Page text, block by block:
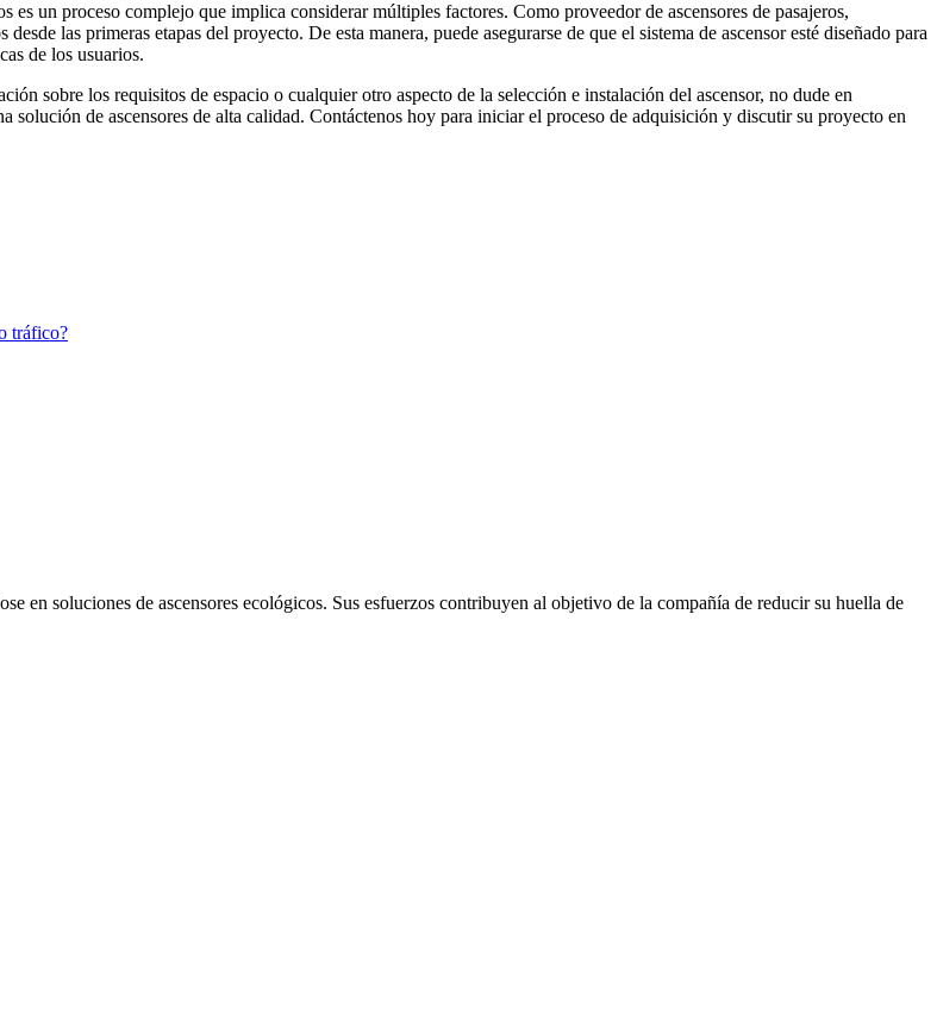
es un proceso complejo que implica considerar múltiples factores. Como proveedor de ascensores de pasajeros,
las primeras etapas del proyecto. De esta manera, puede asegurarse de que el sistema de ascensor esté diseñado para
de los usuarios.
sobre los requisitos de espacio o cualquier otro aspecto de la selección e instalación del ascensor, no dude en
solución de ascensores de alta calidad. Contáctenos hoy para iniciar el proceso de adquisición y discutir su proyecto en
tráfico?
en soluciones de ascensores ecológicos. Sus esfuerzos contribuyen al objetivo de la compañía de reducir su huella de